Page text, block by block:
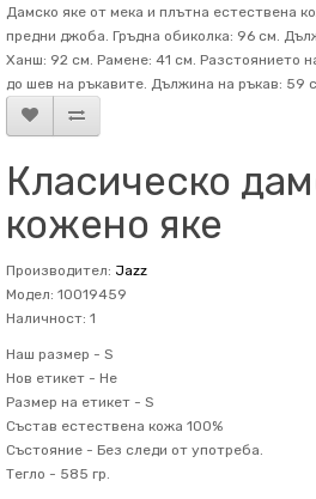
Дамско яке от мека и плътна естествена
предни джоба. Гръдна обиколка: 96 см.
Ханш: 92 см. Рамене: 41 см. Разстоянието
до шев на ръкавите. Дължина на ръкав: 59
Класическо
кожено яке
Производител: Jazz
Модел: 10019459
Наличност: 1
Наш размер - S
Нов етикет - Не
Размер на етикет - S
Състав естествена кожа 100%
Състояние - Без следи от употреба.
Тегло - 585 гр.